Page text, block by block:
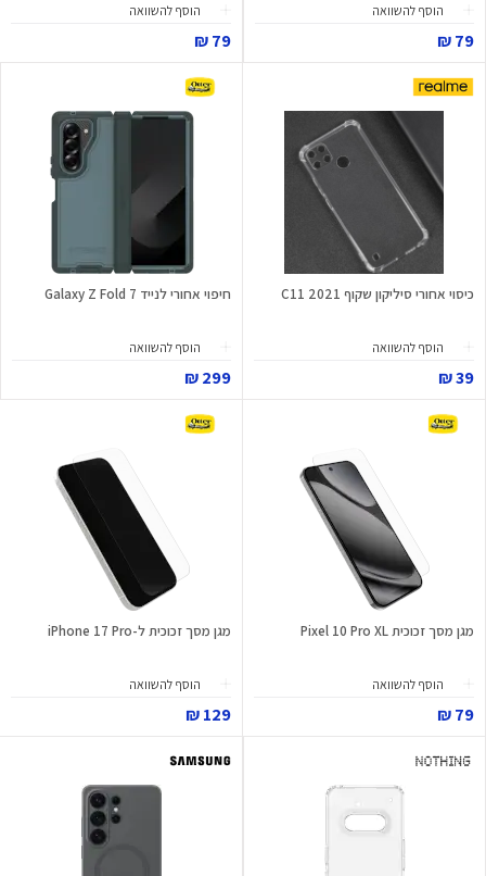
הוסף להשוואה
79 ₪
הוסף להשוואה
79 ₪
כיסוי אחורי סיליקון שקוף C11 2021
הוסף להשוואה
39 ₪
חיפוי אחורי לנייד Galaxy Z Fold 7
הוסף להשוואה
299 ₪
מגן מסך זכוכית Pixel 10 Pro XL
הוסף להשוואה
79 ₪
מגן מסך זכוכית ל-iPhone 17 Pro
הוסף להשוואה
129 ₪